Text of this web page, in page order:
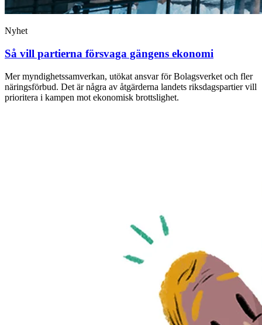
Nyhet
Så vill partierna försvaga gängens ekonomi
Mer myndighetssamverkan, utökat ansvar för Bolagsverket och fler
näringsförbud. Det är några av åtgärderna landets riksdagspartier vill
prioritera i kampen mot ekonomisk brottslighet.